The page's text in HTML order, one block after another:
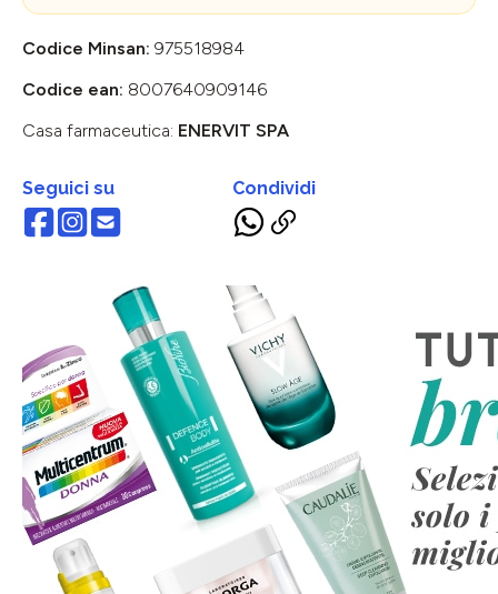
Codice Minsan: 975518984
Codice ean: 8007640909146
Casa farmaceutica: ENERVIT SPA
Seguici su Condividi